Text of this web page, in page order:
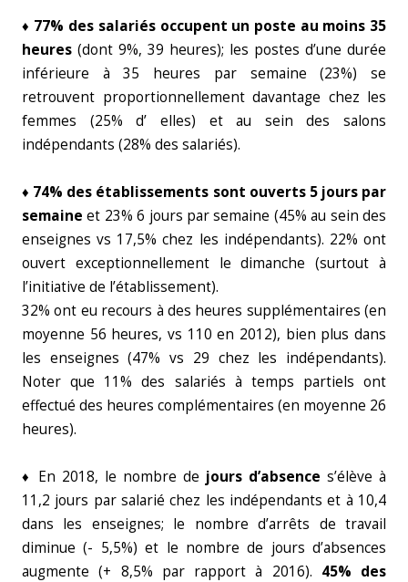
♦ 77% des salariés occupent un poste au moins 35
heures (dont 9%, 39 heures); les postes d’une durée
inférieure à 35 heures par semaine (23%) se
retrouvent proportionnellement davantage chez les
femmes (25% d’ elles) et au sein des salons
indépendants (28% des salariés).
♦ 74% des établissements sont ouverts 5 jours par
semaine et 23% 6 jours par semaine (45% au sein des
enseignes vs 17,5% chez les indépendants). 22% ont
ouvert exceptionnellement le dimanche (surtout à
l’initiative de l’établissement).
32% ont eu recours à des heures supplémentaires (en
moyenne 56 heures, vs 110 en 2012), bien plus dans
les enseignes (47% vs 29 chez les indépendants).
Noter que 11% des salariés à temps partiels ont
effectué des heures complémentaires (en moyenne 26
heures).
♦ En 2018, le nombre de jours d’absence s’élève à
11,2 jours par salarié chez les indépendants et à 10,4
dans les enseignes; le nombre d’arrêts de travail
diminue (- 5,5%) et le nombre de jours d’absences
augmente (+ 8,5% par rapport à 2016). 45% des